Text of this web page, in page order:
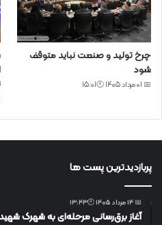
چرخ تولید و صنعت نباید متوقف
شود
📅 01 مرداد 1405 🕙15:01
پربازدیدترین پست ها
📅 14 مرداد 1405 🕙13:43
آغاز برق‌رسانی مرحله‌ای به شهرک